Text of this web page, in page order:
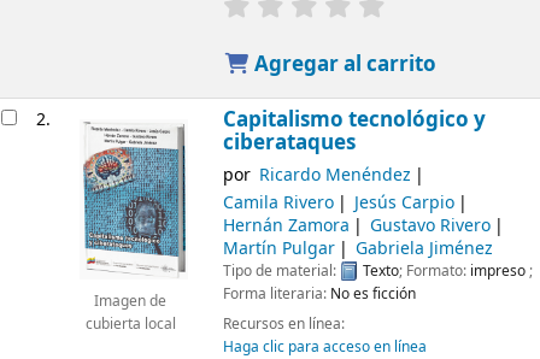
Agregar al carrito
2.
Imagen de
cubierta local
Capitalismo tecnológico y
ciberataques
por Ricardo Menéndez
Camila Rivero
Jesús Carpio
Hernán Zamora
Gustavo Rivero
Martín Pulgar
Gabriela Jiménez
Tipo de material: Texto; Formato: impreso ;
Forma literaria: No es ficción
Recursos en línea:
Haga clic para acceso en línea